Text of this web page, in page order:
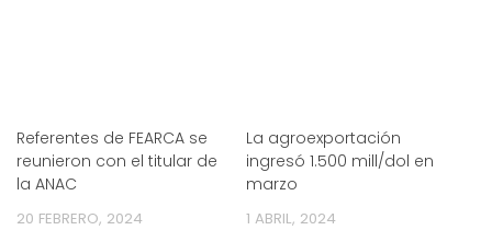
Referentes de FEARCA se
reunieron con el titular de
la ANAC
20 FEBRERO, 2024
La agroexportación
ingresó 1.500 mill/dol en
marzo
1 ABRIL, 2024